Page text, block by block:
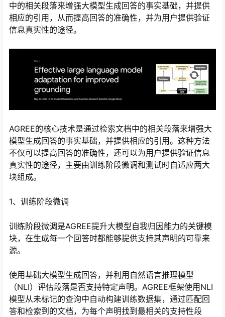
中的相关段落来增强大模型生成回答的事实基础，并提供
相应的引用，从而提高回答的准确性，并为用户提供验证
信息真实性的途径。
AGREE的核心技术是通过检索文档中的相关段落来增强大
模型生成回答的事实基础，并提供相应的引用。这种方法
不仅可以提高回答的准确性，还可以为用户提供验证信息
真实性的途径，主要由训练阶段微调和测试时自适应两大
块组成。
1、训练阶段微调
训练阶段微调是AGREE提升大模型自我归因能力的关键模
块，在生成每一个回答时都能够提供支持其声明的可靠来
源。
使用基础大模型生成回答，并利用自然语言推理模型
（NLI）评估段落是否支持特定声明。AGREE框架使用NLI
模型从未标记的查询中自动构建训练数据集，通过匹配回
答和检索到的文档，为每个声明找到最相关的支持性段